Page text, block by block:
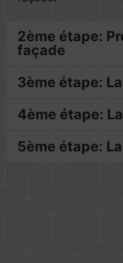
2ème étape:
façade
3ème étape:
4ème étape:
5ème étape: